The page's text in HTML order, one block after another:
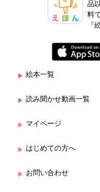
品
料
『
絵本一覧
読み聞かせ動画一覧
マイページ
はじめての方へ
お問い合わせ